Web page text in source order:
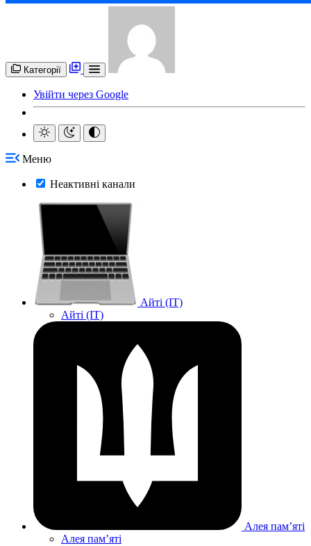
Категорії
Увійти через Google
Меню
Неактивні канали
Айті (IT)
Айті (IT)
Алея памʼяті
Алея памʼяті